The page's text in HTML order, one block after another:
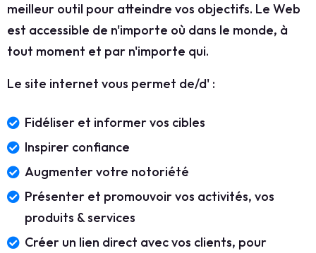
meilleur outil pour atteindre vos objectifs. Le Web
est accessible de n'importe où dans le monde, à
tout moment et par n'importe qui.
Le site internet vous permet de/d' :
Fidéliser et informer vos cibles
Inspirer confiance
Augmenter votre notoriété
Présenter et promouvoir vos activités, vos
produits & services
Créer un lien direct avec vos clients, pour